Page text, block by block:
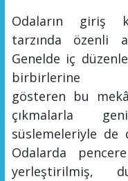
Odaların giriş
tarzında özenli
Genelde iç
gösteren bu
çıkmalarla gen
süslemeleriyle de
Odalarda
yerleştirilmiş,